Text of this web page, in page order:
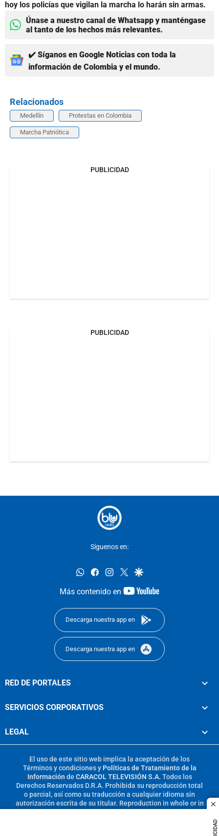
hoy los policías que vigilan la marcha lo harán sin armas.
Únase a nuestro canal de Whatsapp y manténgase
al tanto de los hechos más relevantes.
✔️ Síganos en Google Noticias con toda la
información de Colombia y el mundo.
Relacionados
Medellín Protestas en Colombia
Marcha Patriótica
PUBLICIDAD
PUBLICIDAD
Síguenos en:
whatsappfacebookinstagram
twittergoogle
Más contenido en
youtube-
Descarga nuestra app en
Descarga nuestra app en
RED DE PORTALES
SERVICIOS CORPORATIVOS
LEGAL
El uso de este sitio web implica la aceptación de los
Términos y condicionesy Políticas de Tratamiento de la
Información de CARACOL TELEVISIÓN S.A. Todos los
Derechos Reservados D.R.A. Prohibida su reproducción total
o parcial, así como su traducción a cualquier idioma sin
autorización escrita de su titular. Reproduction in whole or in